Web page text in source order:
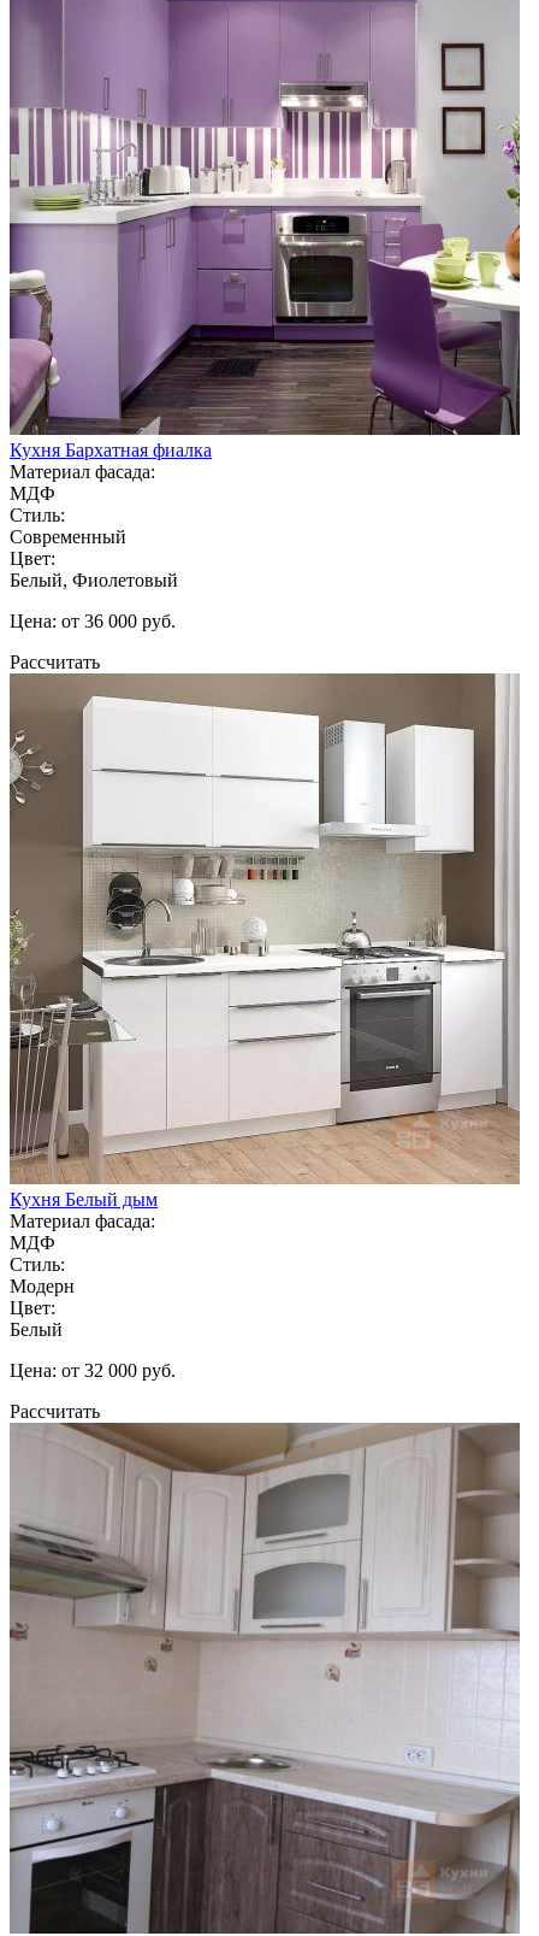
Кухня Бархатная фиалка
Материал фасада:
МДФ
Стиль:
Современный
Цвет:
Белый, Фиолетовый
Цена: от 36 000 руб.
Рассчитать
Кухня Белый дым
Материал фасада:
МДФ
Стиль:
Модерн
Цвет:
Белый
Цена: от 32 000 руб.
Рассчитать